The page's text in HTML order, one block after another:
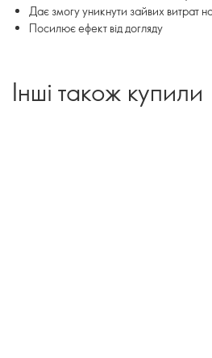
Дає змогу уникнути зайвих витрат
Посилює ефект від догляду
Інші також купили